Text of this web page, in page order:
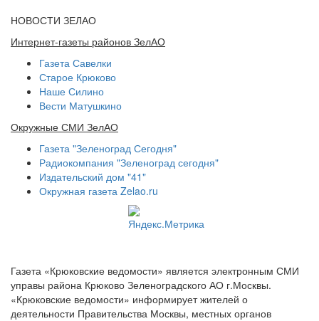
НОВОСТИ ЗЕЛАО
Интернет-газеты районов ЗелАО
Газета Савелки
Старое Крюково
Наше Силино
Вести Матушкино
Окружные СМИ ЗелАО
Газета "Зеленоград Сегодня"
Радиокомпания "Зеленоград сегодня"
Издательский дом "41"
Окружная газета Zelao.ru
Газета «Крюковские ведомости» является электронным СМИ
управы района Крюково Зеленоградского АО г.Москвы.
«Крюковские ведомости» информирует жителей о
деятельности Правительства Москвы, местных органов